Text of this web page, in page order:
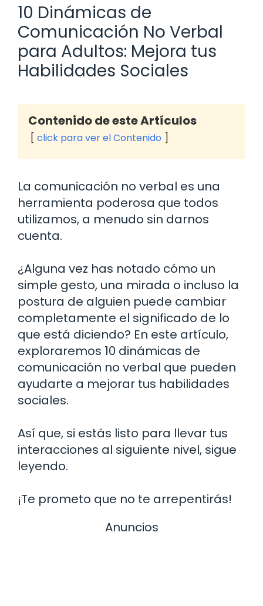
10 Dinámicas de
Comunicación No Verbal
para Adultos: Mejora tus
Habilidades Sociales
Contenido de este Artículos
click para ver el Contenido
La comunicación no verbal es una
herramienta poderosa que todos
utilizamos, a menudo sin darnos
cuenta.
¿Alguna vez has notado cómo un
simple gesto, una mirada o incluso la
postura de alguien puede cambiar
completamente el significado de lo
que está diciendo? En este artículo,
exploraremos 10 dinámicas de
comunicación no verbal que pueden
ayudarte a mejorar tus habilidades
sociales.
Así que, si estás listo para llevar tus
interacciones al siguiente nivel, sigue
leyendo.
¡Te prometo que no te arrepentirás!
Anuncios